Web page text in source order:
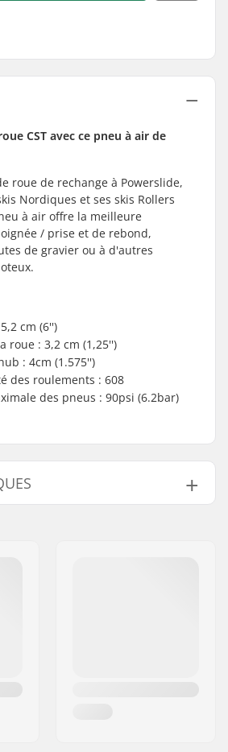
CST avec ce pneu à air de
roue de rechange à Powerslide,
Nordiques et ses skis Rollers
à air offre la meilleure
/ prise et de rebond,
de gravier ou à d'autres
cm (6'')
roue : 3,2 cm (1,25'')
: 4cm (1.575'')
des roulements : 608
des pneus : 90psi (6.2bar)